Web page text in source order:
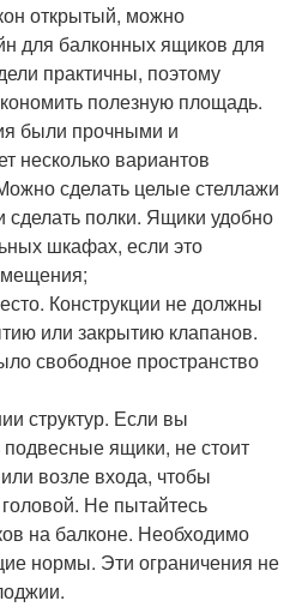
открытый, можно
для балконных ящиков для
практичны, поэтому
полезную площадь.
были прочными и
несколько вариантов
сделать целые стеллажи
сделать полки. Ящики удобно
шкафах, если это
Конструкции не должны
или закрытию клапанов.
свободное пространство
структур. Если вы
ящики, не стоит
возле входа, чтобы
Не пытайтесь
на балконе. Необходимо
нормы. Эти ограничения не